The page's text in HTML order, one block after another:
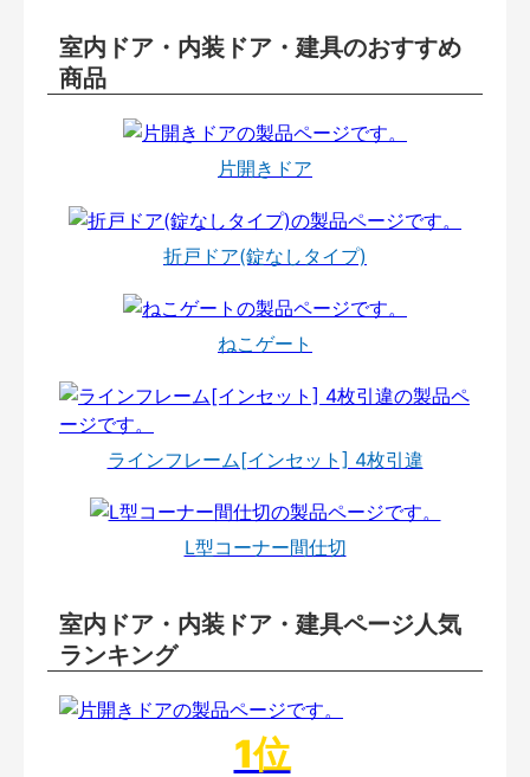
室内ドア・内装ドア・建具のおすすめ
商品
片開きドア
折戸ドア(錠なしタイプ)
ねこゲート
ラインフレーム[インセット] 4枚引違
L型コーナー間仕切
室内ドア・内装ドア・建具ページ人気
ランキング